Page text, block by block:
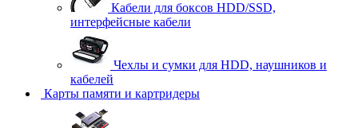
Кабели для боксов HDD/SSD,
интерфейсные кабели
Чехлы и сумки для HDD, наушников и
кабелей
Карты памяти и картридеры